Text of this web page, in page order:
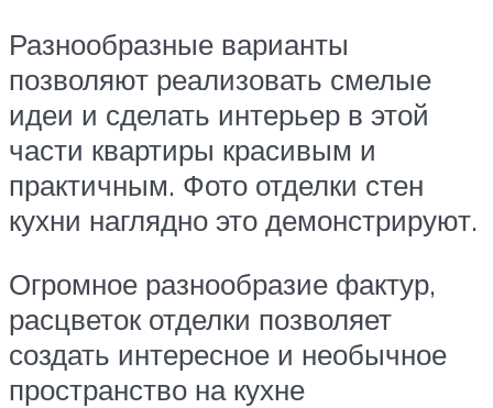
Разнообразные варианты
позволяют реализовать смелые
идеи и сделать интерьер в этой
части квартиры красивым и
практичным. Фото отделки стен
кухни наглядно это демонстрируют.
Огромное разнообразие фактур,
расцветок отделки позволяет
создать интересное и необычное
пространство на кухне